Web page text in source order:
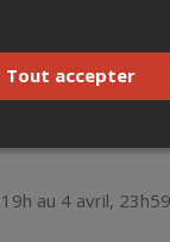
au 4 avril,
Tout accepter